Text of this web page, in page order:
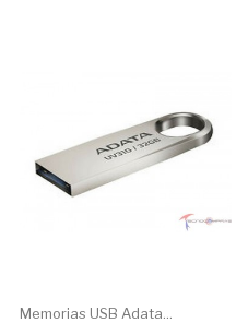
Memorias USB Adata...